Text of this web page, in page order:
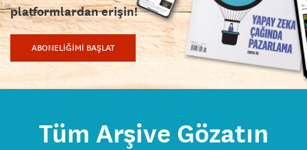
platformlardan erişin!
ABONELİĞİMİ BAŞLAT
Tüm Arşive Gözatın